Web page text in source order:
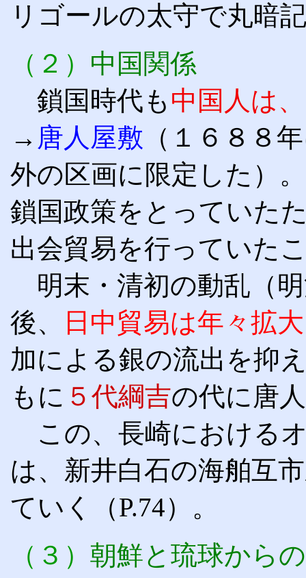
リゴールの太守で丸暗
（２） 中国関係
鎖国時代も 中国人は
→ 唐人屋敷 （１６８８
外の区画に限定した）
鎖国政策をとっていた
出会貿易を行っていた
明末・清初の動乱（
後、
日中貿易は年々拡
加による銀の流出を抑
もに ５代綱吉の代に唐
この、長崎における
は、新井白石の海舶互
ていく（P.74）。
（３） 朝鮮と琉球から